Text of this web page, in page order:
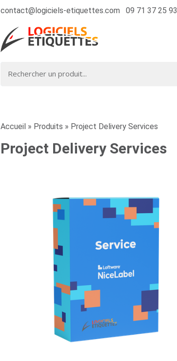
contact@logiciels-etiquettes.com 09 71 37 25 93
Accueil » Produits » Project Delivery Services
Project Delivery Services